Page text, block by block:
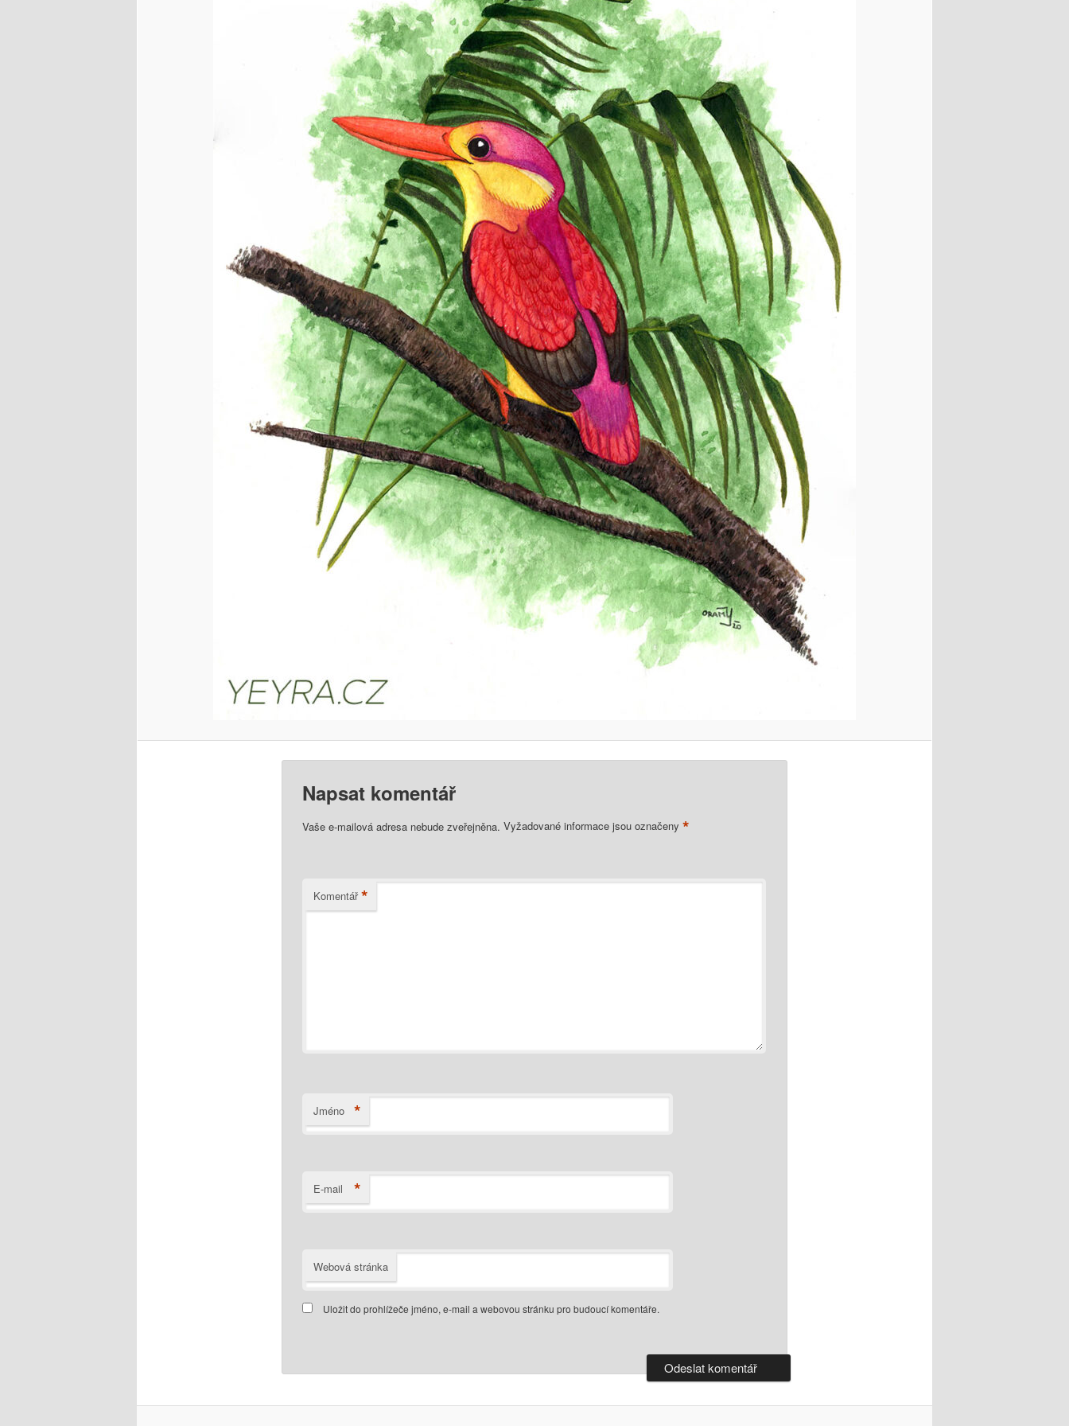
Napsat komentář
Vaše e-mailová adresa nebude zveřejněna. Vyžadované informace jsou označeny *
Komentář *
Jméno *
E-mail *
Webová stránka
Uložit do prohlížeče jméno, e-mail a webovou stránku pro budoucí komentáře.